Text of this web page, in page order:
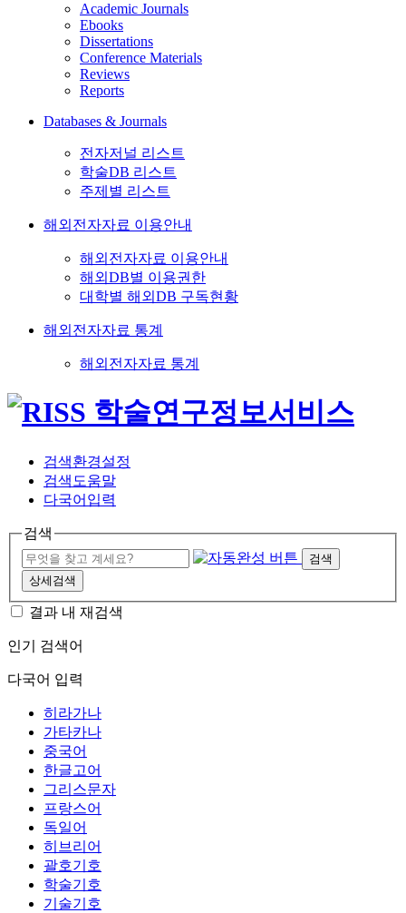
Academic Journals
Ebooks
Dissertations
Conference Materials
Reviews
Reports
Databases & Journals
전자저널 리스트
학술DB 리스트
주제별 리스트
해외전자자료 이용안내
해외전자자료 이용안내
해외DB별 이용권한
대학별 해외DB 구독현황
해외전자자료 통계
해외전자자료 통계
검색환경설정
검색도움말
다국어입력
검색
검색
상세검색
결과 내 재검색
인기 검색어
다국어 입력
히라가나
가타카나
중국어
한글고어
그리스문자
프랑스어
독일어
히브리어
괄호기호
학술기호
기술기호